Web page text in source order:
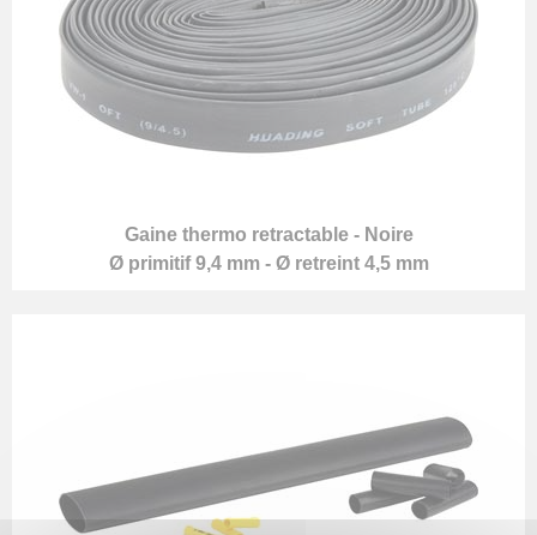
Gaine thermo retractable - Noire
Ø primitif 9,4 mm - Ø retreint 4,5 mm